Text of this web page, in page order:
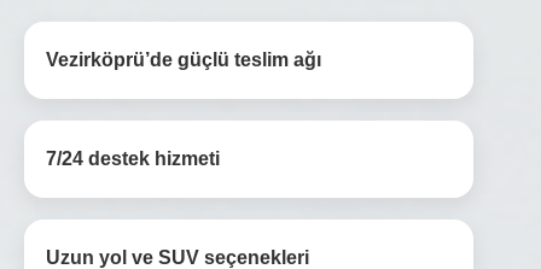
Vezirköprü’de güçlü teslim ağı
7/24 destek hizmeti
Uzun yol ve SUV seçenekleri